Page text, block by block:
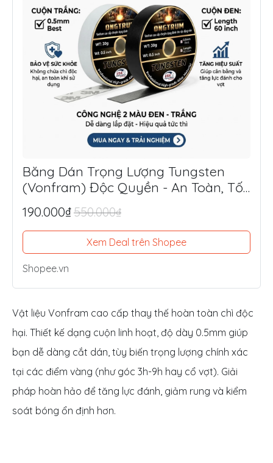
Băng Dán Trọng Lượng Tungsten
(Vonfram) Độc Quyền - An Toàn, Tối
Ưu Lực Đánh, Điểm Ngọt
190.000₫550.000₫
Xem Deal trên Shopee
Shopee.vn
Vật liệu Vonfram cao cấp thay thế hoàn toàn chì độc
hại. Thiết kế dạng cuộn linh hoạt, độ dày 0.5mm giúp
bạn dễ dàng cắt dán, tùy biến trọng lượng chính xác
tại các điểm vàng (như góc 3h-9h hay cổ vợt). Giải
pháp hoàn hảo để tăng lực đánh, giảm rung và kiểm
soát bóng ổn định hơn.